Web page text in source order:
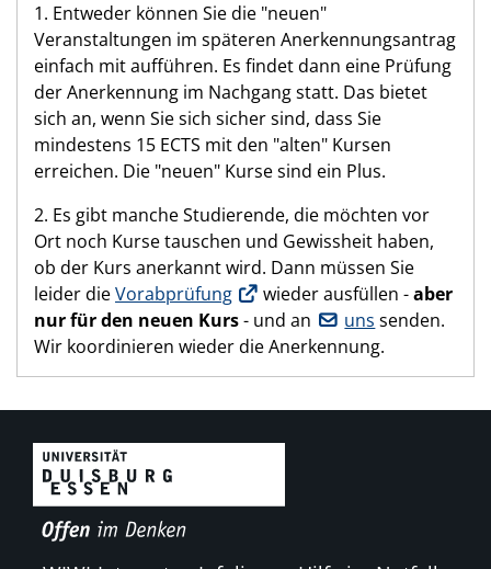
1. Entweder können Sie die "neuen"
Veranstaltungen im späteren Anerkennungsantrag
einfach mit aufführen. Es findet dann eine Prüfung
der Anerkennung im Nachgang statt. Das bietet
sich an, wenn Sie sich sicher sind, dass Sie
mindestens 15 ECTS mit den "alten" Kursen
erreichen. Die "neuen" Kurse sind ein Plus.
2. Es gibt manche Studierende, die möchten vor
Ort noch Kurse tauschen und Gewissheit haben,
ob der Kurs anerkannt wird. Dann müssen Sie
leider dieVorabprüfung wieder ausfüllen -aber
nur für den neuen Kurs- und an uns senden.
Wir koordinieren wieder die Anerkennung.